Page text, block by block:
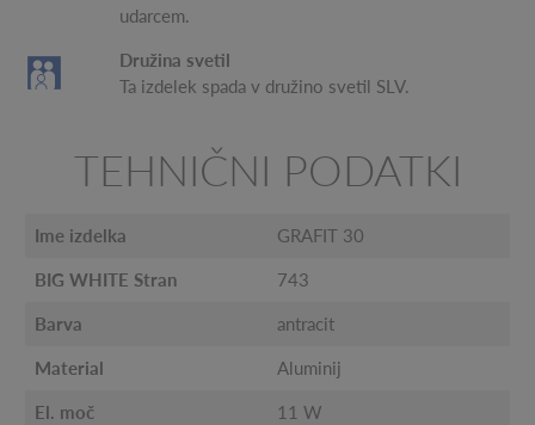
udarcem.
Družina svetil
Ta izdelek spada v družino svetil SLV.
TEHNIČNI PODATKI
Ime izdelka GRAFIT 30
BIG WHITE Stran 743
Barva antracit
Material Aluminij
El. moč 11 W